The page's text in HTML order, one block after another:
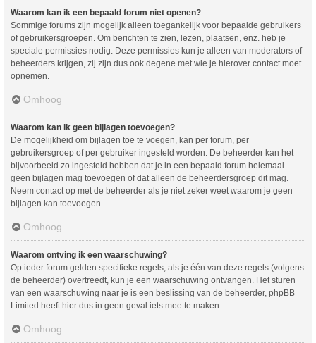
Waarom kan ik een bepaald forum niet openen?
Sommige forums zijn mogelijk alleen toegankelijk voor bepaalde gebruikers
of gebruikersgroepen. Om berichten te zien, lezen, plaatsen, enz. heb je
speciale permissies nodig. Deze permissies kun je alleen van moderators of
beheerders krijgen, zij zijn dus ook degene met wie je hierover contact moet
opnemen.
Omhoog
Waarom kan ik geen bijlagen toevoegen?
De mogelijkheid om bijlagen toe te voegen, kan per forum, per
gebruikersgroep of per gebruiker ingesteld worden. De beheerder kan het
bijvoorbeeld zo ingesteld hebben dat je in een bepaald forum helemaal
geen bijlagen mag toevoegen of dat alleen de beheerdersgroep dit mag.
Neem contact op met de beheerder als je niet zeker weet waarom je geen
bijlagen kan toevoegen.
Omhoog
Waarom ontving ik een waarschuwing?
Op ieder forum gelden specifieke regels, als je één van deze regels (volgens
de beheerder) overtreedt, kun je een waarschuwing ontvangen. Het sturen
van een waarschuwing naar je is een beslissing van de beheerder, phpBB
Limited heeft hier dus in geen geval iets mee te maken.
Omhoog